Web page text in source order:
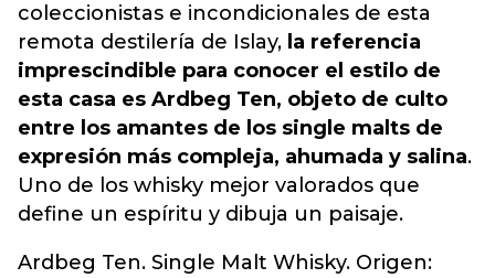
coleccionistas e incondicionales de esta
remota destilería de Islay, la referencia
imprescindible para conocer el estilo de
esta casa es Ardbeg Ten, objeto de culto
entre los amantes de los single malts de
expresión más compleja, ahumada y salina.
Uno de los whisky mejor valorados que
define un espíritu y dibuja un paisaje.
Ardbeg Ten. Single Malt Whisky. Origen: